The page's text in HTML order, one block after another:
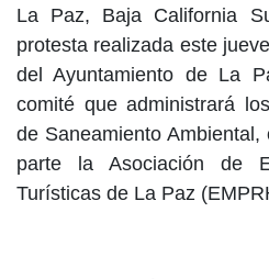
La Paz, Baja California
protesta realizada este
del Ayuntamiento de La
comité que administrará
de Saneamiento
parte la Asociación de
Turísticas de La Paz